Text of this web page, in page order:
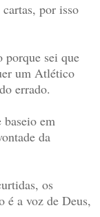
por isso
sei que
um Atlético
errado.
em
da
os
é a voz de Deus,